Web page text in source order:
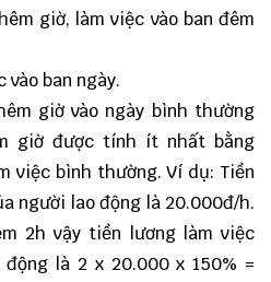
giờ, làm việc vào ban đêm
vào ban ngày.
giờ vào ngày bình thường
giờ được tính ít nhất bằng
việc bình thường. Ví dụ: Tiền
người lao động là 20.000đ/h.
2h vậy tiền lương làm việc
là 2 x 20.000 x 150% =